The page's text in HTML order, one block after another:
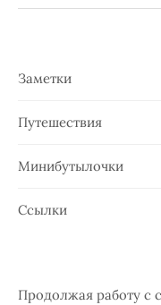
Заметки
Путешествия
Минибутылочки
Ссылки
Продолжая работу с